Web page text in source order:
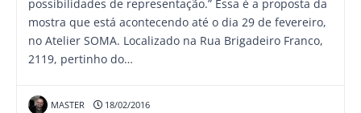
possibilidades de representação.” Essa é a proposta da
mostra que está acontecendo até o dia 29 de fevereiro,
no Atelier SOMA. Localizado na Rua Brigadeiro Franco,
2119, pertinho do…
MASTER 18/02/2016